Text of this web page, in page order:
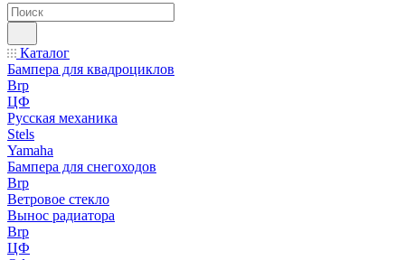
Каталог
Бампера для квадроциклов
Brp
ЦФ
Русская механика
Stels
Yamaha
Бампера для снегоходов
Brp
Ветровое стекло
Вынос радиатора
Brp
ЦФ